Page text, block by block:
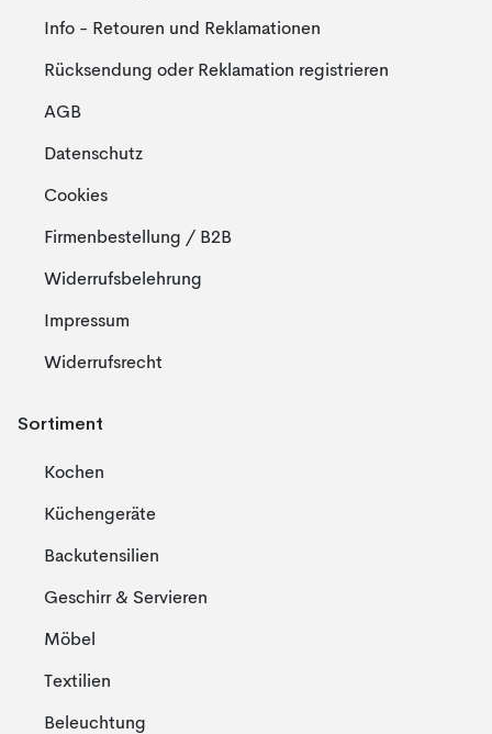
Info - Retouren und Reklamationen
Rücksendung oder Reklamation registrieren
AGB
Datenschutz
Cookies
Firmenbestellung / B2B
Widerrufsbelehrung
Impressum
Widerrufsrecht
Sortiment
Kochen
Küchengeräte
Backutensilien
Geschirr & Servieren
Möbel
Textilien
Beleuchtung